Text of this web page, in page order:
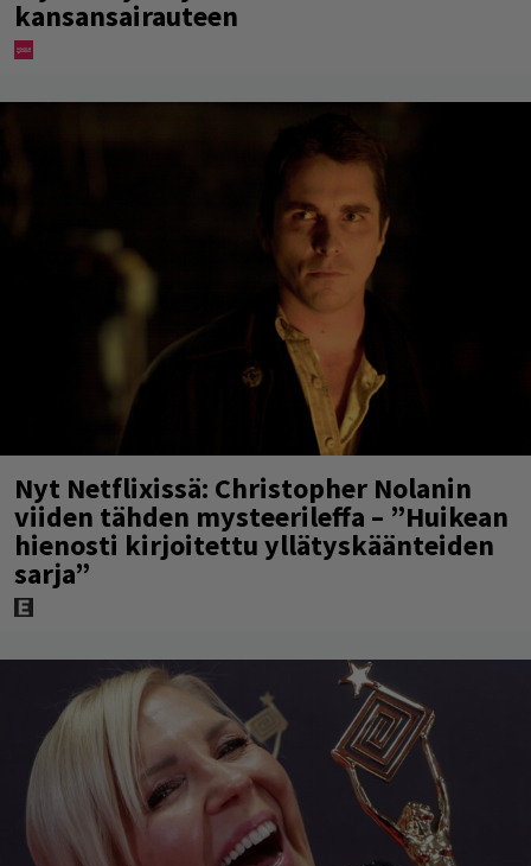
kansansairauteen
Nyt Netflixissä: Christopher Nolanin
viiden tähden mysteerileffa – ”Huikean
hienosti kirjoitettu yllätyskäänteiden
sarja”